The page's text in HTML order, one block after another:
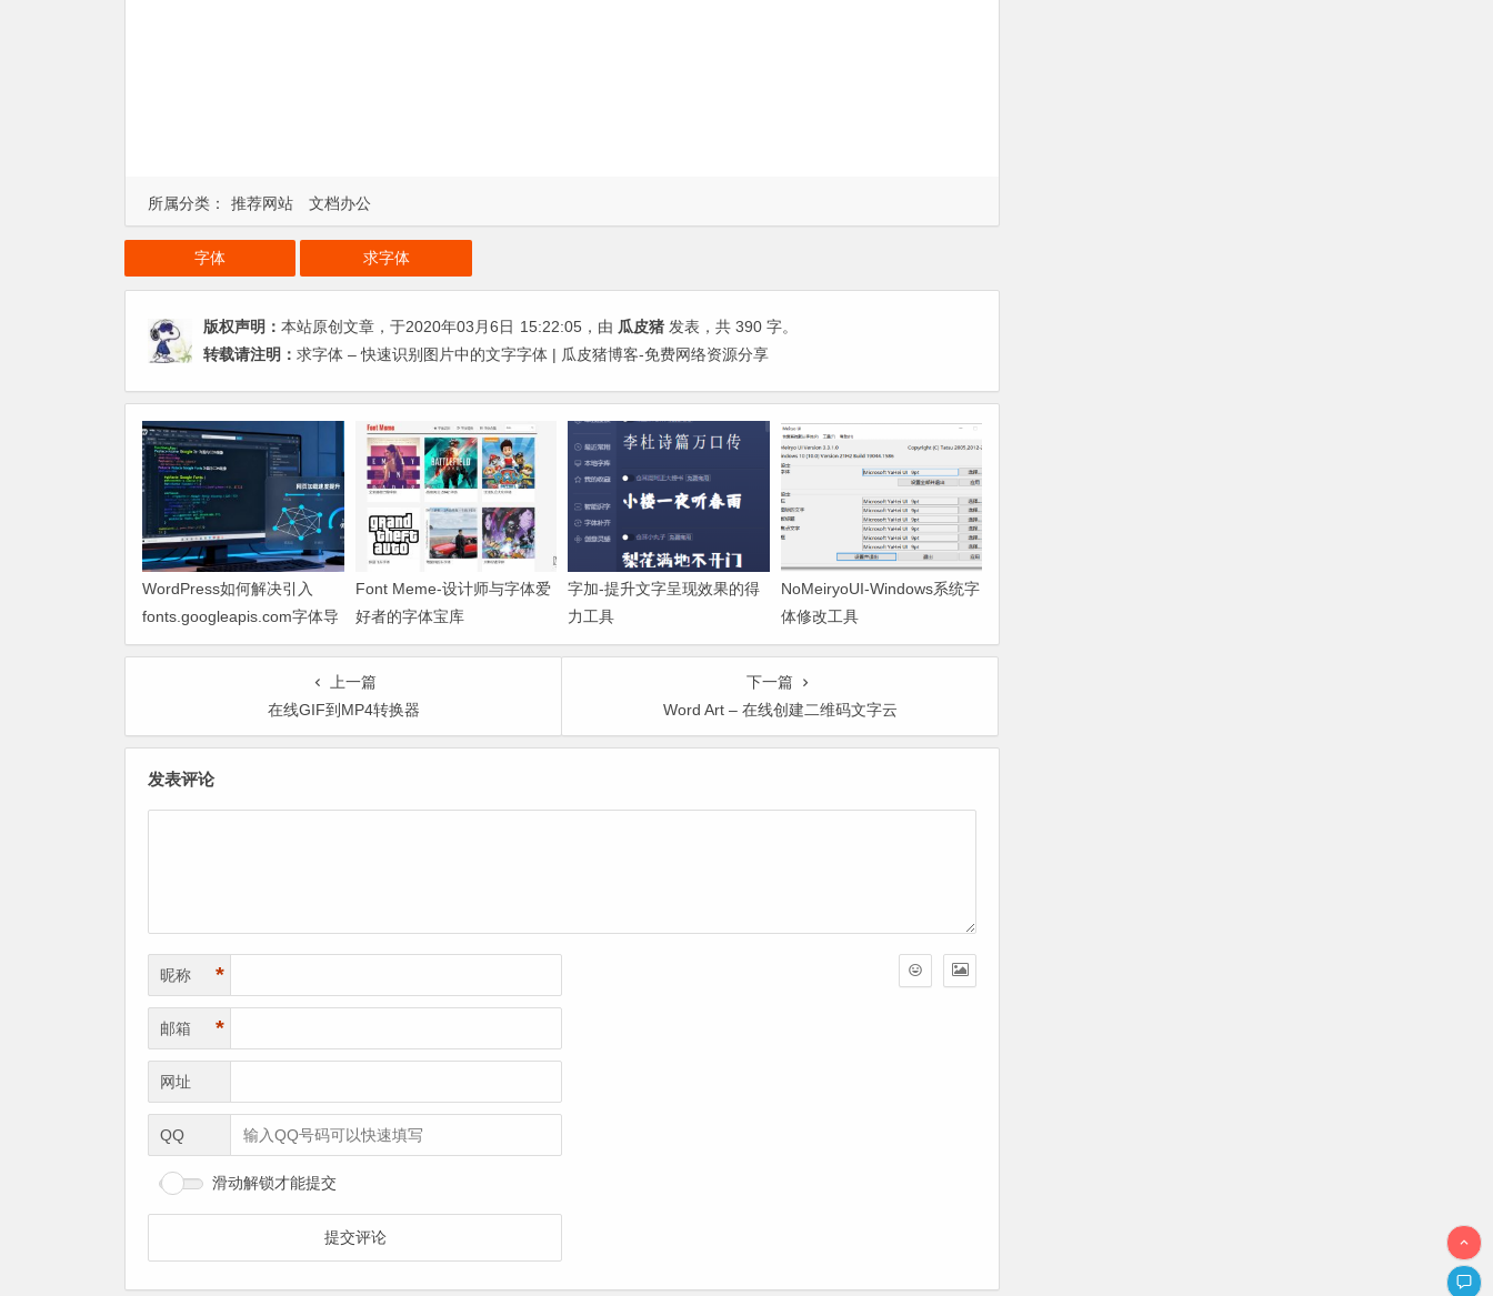
所属分类： 推荐网站 文档办公
字体 求字体
版权声明： 本站原创文章，于2020年03月6日 15:22:05 ，由 瓜皮猪 发表，共 390 字。
转载请注明： 求字体 – 快速识别图片中的文字字体 | 瓜皮猪博客-免费网络资源分享
WordPress如何解决引入
fonts.googleapis.com字体导
致网页响应缓慢问题
Font Meme-设计师与字体爱
好者的字体宝库
字加-提升文字呈现效果的得
力工具
NoMeiryoUI-Windows系统字
体修改工具
上一篇
在线GIF到MP4转换器
下一篇
Word Art – 在线创建二维码文字云
发表评论
昵称 *
邮箱 *
网址
QQ
滑动解锁才能提交